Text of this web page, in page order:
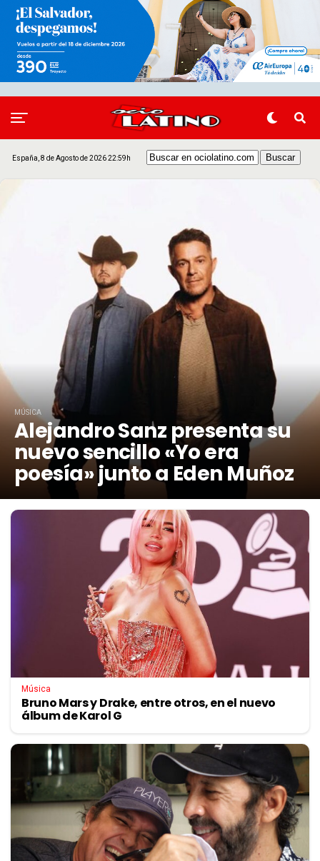
España, 8 de Agosto de 2026 22:59h
MÚSICA
Alejandro Sanz presenta su
nuevo sencillo «Yo era
poesía» junto a Eden Muñoz
Música
Bruno Mars y Drake, entre otros, en el nuevo
álbum de Karol G